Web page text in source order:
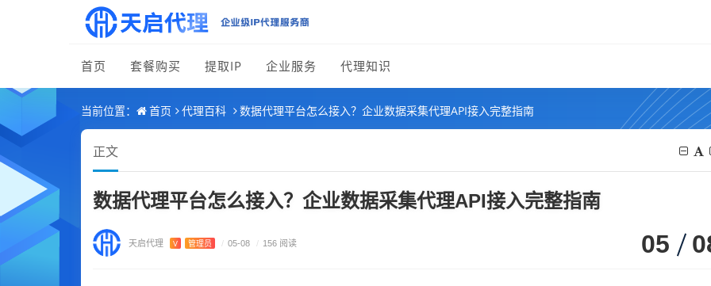
首页 套餐购买 提取IP 企业服务 代理知识
当前位置： 首页 代理百科 数据代理平台怎么接入？企业数据采集代理API接入完整指南
正文
数据代理平台怎么接入？企业数据采集代理API接入完整指南
天启代理 V 管理员 / 05-08 / 156 阅读 05